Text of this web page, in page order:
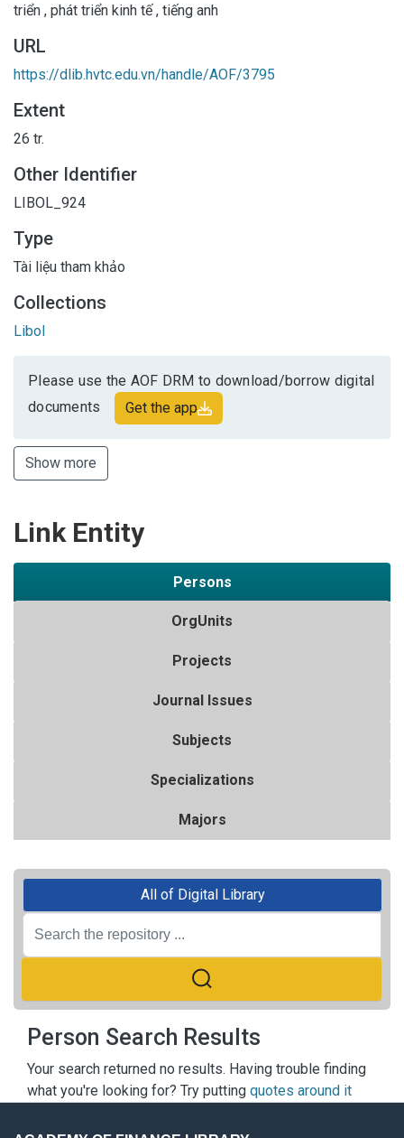
triển , phát triển kinh tế, tiếng anh
URL
https://dlib.hvtc.edu.vn/handle/AOF/3795
Extent
26 tr.
Other Identifier
LIBOL_924
Type
Tài liệu tham khảo
Collections
Libol
Please use the AOF DRM to download/borrow digital
documents
Get the app
Show more
Link Entity
Persons
OrgUnits
Projects
Journal Issues
Subjects
Specializations
Majors
All of Digital Library
Person Search Results
Your search returned no results. Having trouble finding
what you're looking for? Try putting quotes around it